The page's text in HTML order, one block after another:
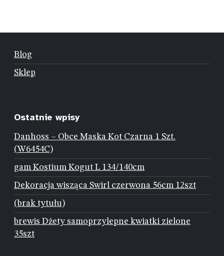
Blog
Sklep
Ostatnie wpisy
Danhoss – Obce Maska Kot Czarna 1 Szt.
(W6454C)
gam Kostium Kogut L 134/140cm
Dekoracja wisząca Swirl czerwona 56cm 12szt
(brak tytułu)
brewis Dżety samoprzylepne kwiatki zielone
35szt